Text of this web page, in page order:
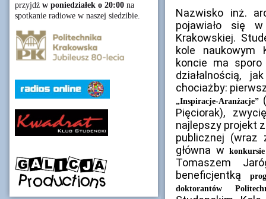
przyjdź w poniedziałek o 20:00 na
spotkanie radiowe w naszej siedzibie.
Nazwisko inż.
pojawiało się
Krakowskiej.
kole naukowym
koncie ma
działalnością,
chociażby:
„Inspiracje-Aranżacje”
Pięciorak),
najlepszy projekt
publicznej (wraz
główna w
Tomaszem
beneficjentką
doktorantów